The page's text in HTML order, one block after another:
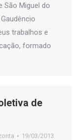
São Miguel do
trabalhos e
formado
de
19/03/2013